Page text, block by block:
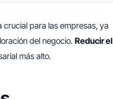
para las empresas, ya
del negocio. Reducir el
más alto.